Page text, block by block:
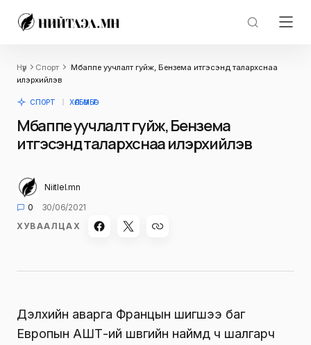
Нүүр Спорт
Мбаппе уучлалт гуйж, Бензема итгэсэнд талархснаа
илэрхийлэв
СПОРТ ХӨЛБӨМБӨГ
Мбаппе уучлалт гуйж, Бензема
итгэсэнд талархснаа илэрхийлэв
Niitlel.mn
0
30/06/2021
ХУВААЛЦАХ
Дэлхийн аварга Францын шигшээ баг
Европын АШТ-ий шөвгийн наймд ч шалгарч